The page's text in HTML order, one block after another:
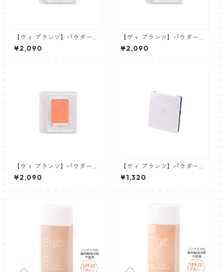
【ヴィ プランツ】パウダーチ
ークス リフィル(ブラシなし)
オレンジ/ハイライト YE01P
¥2,090
【ヴィ プランツ】パウダーチ
ークス リフィル(ブラシなし)
オレンジ/ハイライト YE01P
¥2,090
【ヴィ プランツ】パウダーチ
ークス リフィル(ブラシなし)
オレンジ/ベース OR01M
¥2,090
【ヴィ プランツ】パウダーチ
ークス専用コンパクトケース
¥1,320